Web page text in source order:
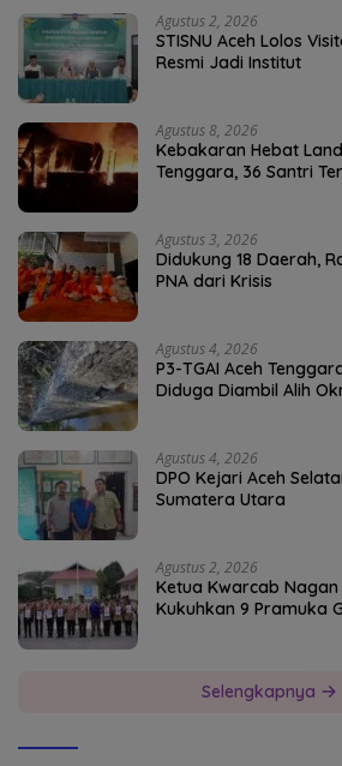
Agustus 2, 2026
STISNU Aceh Lolos
Resmi Jadi Institut
Agustus 8, 2026
Kebakaran Hebat
Tenggara, 36 Santri
Agustus 3, 2026
Didukung 18 Daerah,
PNA dari Krisis
Agustus 4, 2026
P3-TGAI Aceh
Diduga Diambil Alih
Agustus 4, 2026
DPO Kejari Aceh
Sumatera Utara
Agustus 2, 2026
Ketua Kwarcab
Kukuhkan 9 Pramuka
Selengkapnya